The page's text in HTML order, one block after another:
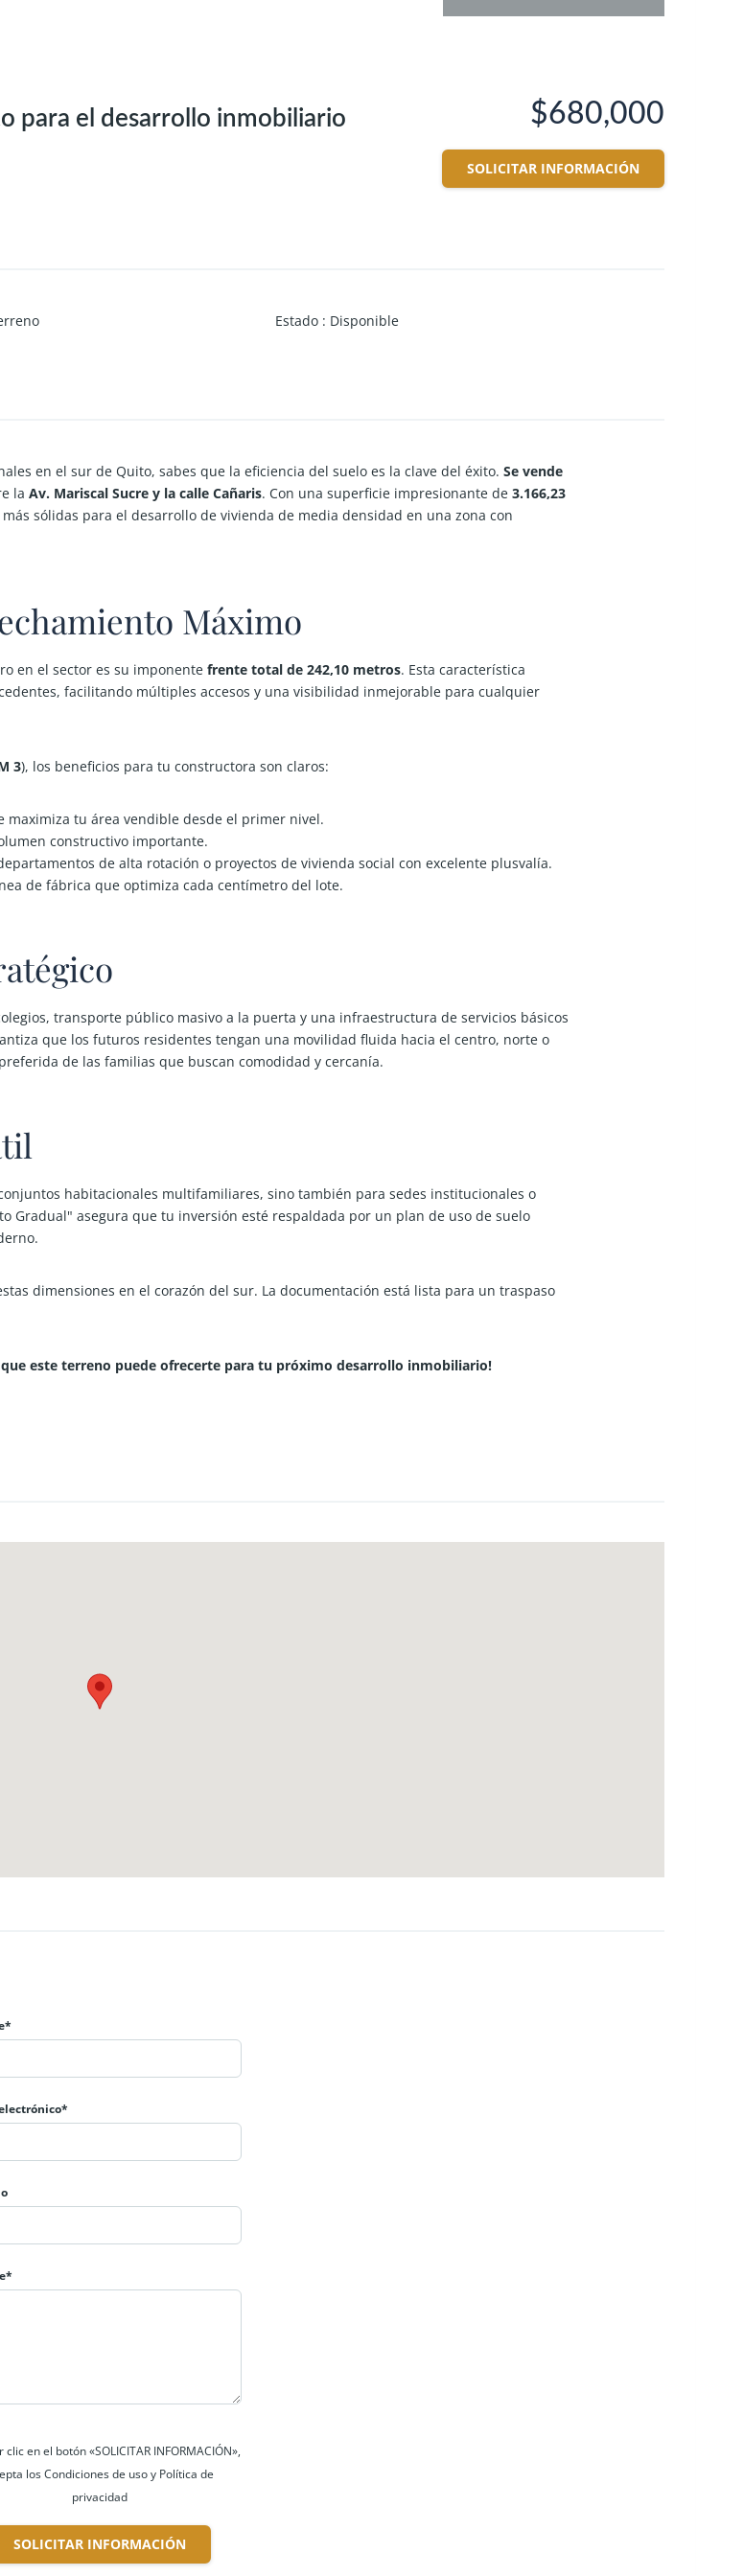
para el desarrollo inmobiliario $680,000
SOLICITAR INFORMACIÓN
Estado : Disponible
en el sur de Quito, sabes que la eficiencia del suelo es la clave del éxito. Se vende
la Av. Mariscal Sucre y la calle Cañaris. Con una superficie impresionante de 3.166,23
sólidas para el desarrollo de vivienda de media densidad en una zona con
Máximo
en el sector es su imponente frente total de 242,10 metros. Esta característica
facilitando múltiples accesos y una visibilidad inmejorable para cualquier
3), los beneficios para tu constructora son claros:
maximiza tu área vendible desde el primer nivel.
constructivo importante.
de alta rotación o proyectos de vivienda social con excelente plusvalía.
de fábrica que optimiza cada centímetro del lote.
transporte público masivo a la puerta y una infraestructura de servicios básicos
que los futuros residentes tengan una movilidad fluida hacia el centro, norte o
de las familias que buscan comodidad y cercanía.
habitacionales multifamiliares, sino también para sedes institucionales o
Gradual" asegura que tu inversión esté respaldada por un plan de uso de suelo
dimensiones en el corazón del sur. La documentación está lista para un traspaso
este terreno puede ofrecerte para tu próximo desarrollo inmobiliario!
clic en el botón «SOLICITAR INFORMACIÓN»,
los Condiciones de uso y Política de
privacidad
SOLICITAR INFORMACIÓN